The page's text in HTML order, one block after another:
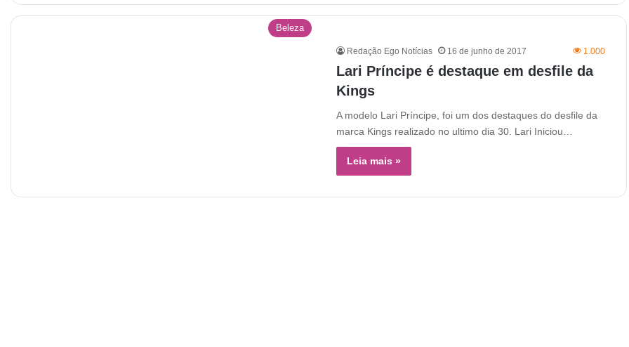
Beleza
Redação Ego Notícias 16 de junho de 2017 1.000
Lari Príncipe é destaque em desfile da
Kings
A modelo Lari Príncipe, foi um dos destaques do desfile da
marca Kings realizado no ultimo dia 30. Lari Iniciou…
Leia mais »